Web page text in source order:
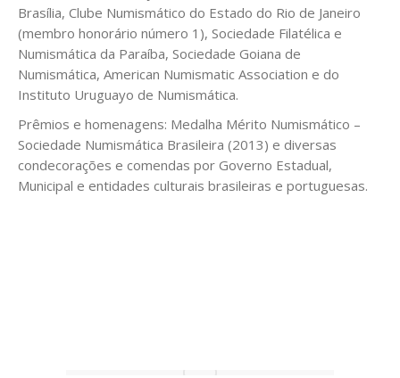
Brasília, Clube Numismático do Estado do Rio de Janeiro
(membro honorário número 1), Sociedade Filatélica e
Numismática da Paraíba, Sociedade Goiana de
Numismática, American Numismatic Association e do
Instituto Uruguayo de Numismática.
Prêmios e homenagens: Medalha Mérito Numismático –
Sociedade Numismática Brasileira (2013) e diversas
condecorações e comendas por Governo Estadual,
Municipal e entidades culturais brasileiras e portuguesas.